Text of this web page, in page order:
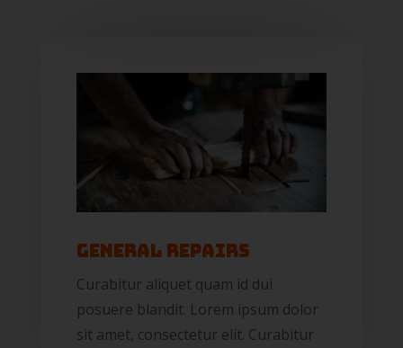
General Repairs
Curabitur aliquet quam id dui
posuere blandit. Lorem ipsum dolor
sit amet, consectetur elit. Curabitur